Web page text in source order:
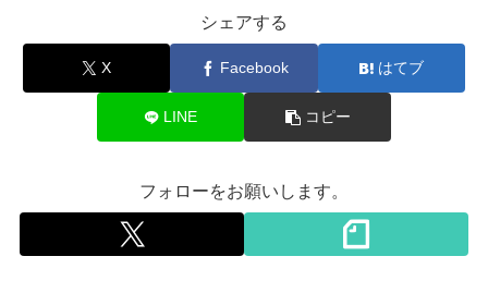
シェアする
X Facebook はてブ
LINE コピー
フォローをお願いします。